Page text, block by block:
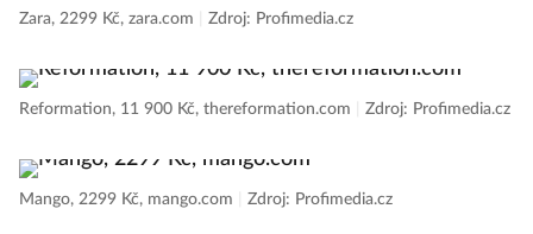
Zara, 2299 Kč, zara.com Zdroj: Profimedia.cz
Reformation, 11 900 Kč, thereformation.com Zdroj: Profimedia.cz
Mango, 2299 Kč, mango.com Zdroj: Profimedia.cz